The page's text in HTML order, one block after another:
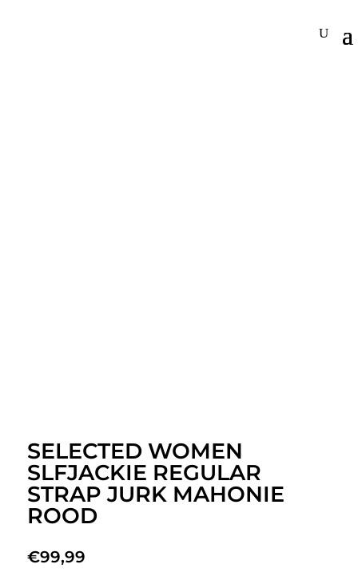
SELECTED WOMEN
SLFJACKIE REGULAR
STRAP JURK MAHONIE
ROOD
€99,99